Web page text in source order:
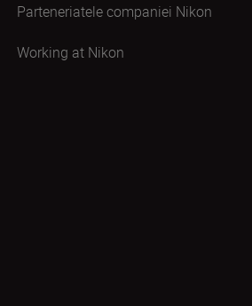
Parteneriatele companiei Nikon
Working at Nikon